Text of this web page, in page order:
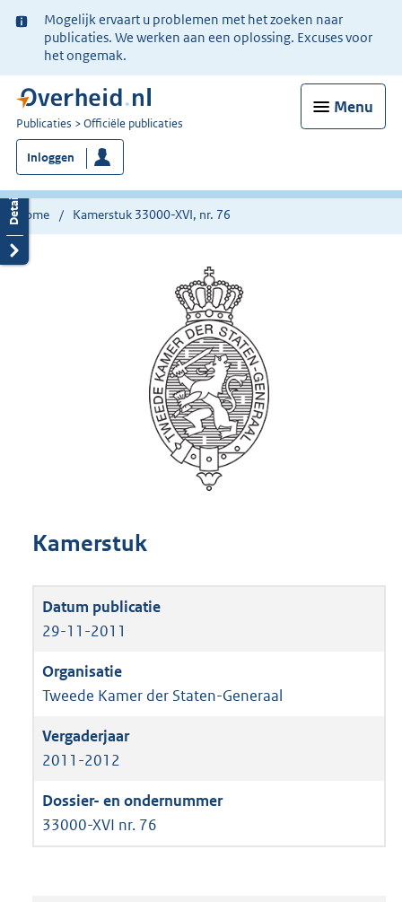
Ter
informatie:
Mogelijk ervaart u problemen met het zoeken naar
publicaties. We werken aan een oplossing. Excuses voor
het ongemak.
Menu
U
bent
nu
hier:
Publicaties Officiële publicaties
Inloggen
Home Kamerstuk 33000-XVI, nr. 76
Kamerstuk
29-11-2011
Tweede Kamer der Staten-Generaal
2011-2012
33000-XVI nr. 76